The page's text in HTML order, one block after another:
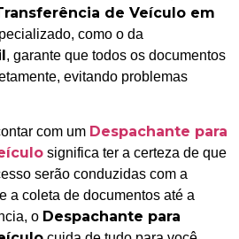
de Veículo em
como o da
, garante que todos os documentos
evitando problemas
com um Despachante para
significa ter a certeza de que
serão conduzidas com a
a coleta de documentos até a
o Despachante para